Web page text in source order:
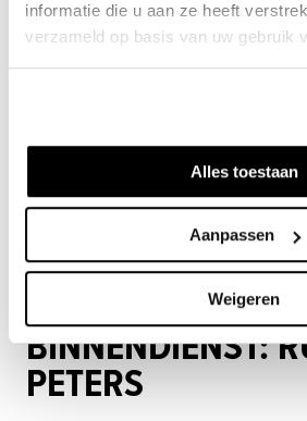
informatie die u aan ze heeft
verzameld op basis van uw gebruik
Alles toestaan
Aanpassen
Weigeren
BINNENDIENST:
PETERS